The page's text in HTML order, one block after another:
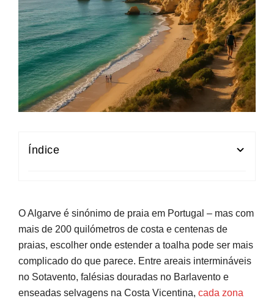
Índice
Praias no Algarve: areais extensos e mar calmo
para famílias
Barlavento: falésias, enseadas icónicas e
O Algarve é sinónimo de praia em Portugal – mas com
mais de 200 quilómetros de costa e centenas de
praias, escolher onde estender a toalha pode ser mais
complicado do que parece. Entre areais intermináveis
no Sotavento, falésias douradas no Barlavento e
enseadas selvagens na Costa Vicentina, cada zona